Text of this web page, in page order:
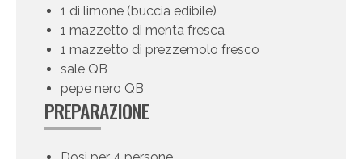
1 di limone (buccia edibile)
1 mazzetto di menta fresca
1 mazzetto di prezzemolo fresco
sale QB
pepe nero QB
PREPARAZIONE